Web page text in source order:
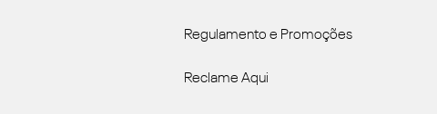
Regulamento e Promoções
Reclame Aqui